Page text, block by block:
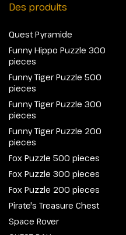
Des produits
Quest Pyramide
Funny Hippo Puzzle 300
pieces
Funny Tiger Puzzle 500
pieces
Funny Tiger Puzzle 300
pieces
Funny Tiger Puzzle 200
pieces
Fox Puzzle 500 pieces
Fox Puzzle 300 pieces
Fox Puzzle 200 pieces
Pirate's Treasure Chest
Space Rover